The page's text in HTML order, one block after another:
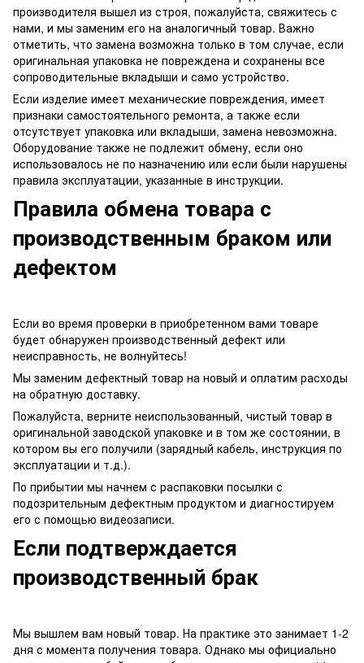
производителя вышел из строя, пожалуйста, свяжитесь с
нами, и мы заменим его на аналогичный товар. Важно
отметить, что замена возможна только в том случае, если
оригинальная упаковка не повреждена и сохранены все
сопроводительные вкладыши и само устройство.
Если изделие имеет механические повреждения, имеет
признаки самостоятельного ремонта, а также если
отсутствует упаковка или вкладыши, замена невозможна.
Оборудование также не подлежит обмену, если оно
использовалось не по назначению или если были нарушены
правила эксплуатации, указанные в инструкции.
Правила обмена товара с
производственным браком или
дефектом
Если во время проверки в приобретенном вами товаре
будет обнаружен производственный дефект или
неисправность, не волнуйтесь!
Мы заменим дефектный товар на новый и оплатим расходы
на обратную доставку.
Пожалуйста, верните неиспользованный, чистый товар в
оригинальной заводской упаковке и в том же состоянии, в
котором вы его получили (зарядный кабель, инструкция по
эксплуатации и т.д.).
По прибытии мы начнем с распаковки посылки с
подозрительным дефектным продуктом и диагностируем
его с помощью видеозаписи.
Если подтверждается
производственный брак
Мы вышлем вам новый товар. На практике это занимает 1-2
дня с момента получения товара. Однако мы официально